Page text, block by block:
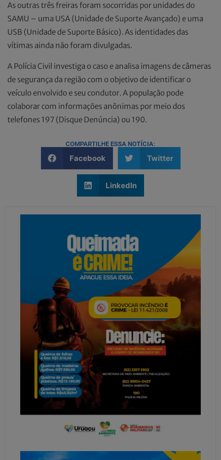
As outras três freiras foram socorridas por unidades do
SAMU – uma USA (Unidade de Suporte Avançado) e uma
USB (Unidade de Suporte Básico). As identidades das
vítimas ainda não foram divulgadas.
A Polícia Civil investiga o caso e analisa imagens de câmeras
de segurança da região com o objetivo de identificar o
veículo envolvido e seu condutor. A população pode
colaborar com informações anônimas por meio dos
telefones 197 (Disque Denúncia) ou 190.
COMPARTILHE ESSA NOTÍCIA:
Facebook Twitter
LinkedIn